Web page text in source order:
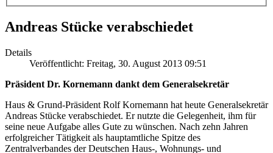
Andreas Stücke verabschiedet
Details
Veröffentlicht: Freitag, 30. August 2013 09:51
Präsident Dr. Kornemann dankt dem Generalsekretär
Haus & Grund-Präsident Rolf Kornemann hat heute Generalsekretär
Andreas Stücke verabschiedet. Er nutzte die Gelegenheit, ihm für
seine neue Aufgabe alles Gute zu wünschen. Nach zehn Jahren
erfolgreicher Tätigkeit als hauptamtliche Spitze des
Zentralverbandes der Deutschen Haus-, Wohnungs- und